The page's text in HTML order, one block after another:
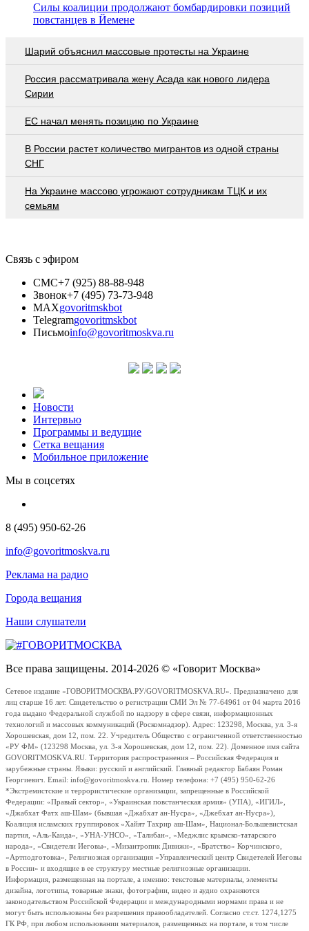
Силы коалиции продолжают бомбардировки позиций
повстанцев в Йемене
Шарий объяснил массовые протесты на Украине
Россия рассматривала жену Асада как нового лидера
Сирии
ЕС начал менять позицию по Украине
В России растет количество мигрантов из одной страны
СНГ
На Украине массово угрожают сотрудникам ТЦК и их
семьям
Связь с эфиром
СМС+7 (925) 88-88-948
Звонок+7 (495) 73-73-948
MAXgovoritmskbot
Telegramgovoritmskbot
Письмоinfo@govoritmoskva.ru
Новости
Интервью
Программы и ведущие
Сетка вещания
Мобильное приложение
Мы в соцсетях
8 (495) 950-62-26
info@govoritmoskva.ru
Реклама на радио
Города вещания
Наши слушатели
Все права защищены. 2014-2026 © «Говорит Москва»
Сетевое издание «ГОВОРИТМОСКВА.РУ/GOVORITMOSKVA.RU». Предназначено для
лиц старше 16 лет. Свидетельство о регистрации СМИ Эл № 77-64961 от 04 марта 2016
года выдано Федеральной службой по надзору в сфере связи, информационных
технологий и массовых коммуникаций (Роскомнадзор). Адрес: 123298, Москва, ул. 3-я
Хорошевская, дом 12, пом. 22. Учредитель Общество с ограниченной ответственностью
«РУ ФМ» (123298 Москва, ул. 3-я Хорошевская, дом 12, пом. 22). Доменное имя сайта
GOVORITMOSKVA.RU. Территория распространения – Российская Федерация и
зарубежные страны. Языки: русский и английский. Главный редактор Бабаян Роман
Георгиевич. Email: info@govoritmoskva.ru. Номер телефона: +7 (495) 950-62-26
*Экстремистские и террористические организации, запрещенные в Российской
Федерации: «Правый сектор», «Украинская повстанческая армия» (УПА), «ИГИЛ»,
«Джабхат Фатх аш-Шам» (бывшая «Джабхат ан-Нусра», «Джебхат ан-Нусра»),
Коалиция исламских группировок «Хайят Тахрир аш-Шам», Национал-Большевистская
партия, «Аль-Каида», «УНА-УНСО», «Талибан», «Меджлис крымско-татарского
народа», «Свидетели Иеговы», «Мизантропик Дивижн», «Братство» Корчинского,
«Артподготовка», Религиозная организация «Управленческий центр Свидетелей Иеговы
в России» и входящие в ее структуру местные религиозные организации.
Информация, размещенная на портале, а именно: текстовые материалы, элементы
дизайна, логотипы, товарные знаки, фотографии, видео и аудио охраняются
законодательством Российской Федерации и международными нормами права и не
могут быть использованы без разрешения правообладателей. Согласно ст.ст. 1274,1275
ГК РФ, при любом использовании материалов, размещенных на портале, в том числе